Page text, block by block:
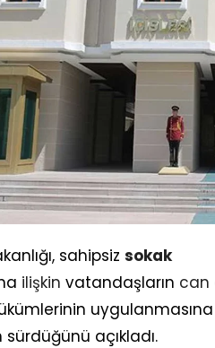
sahipsiz sokak
ilişkin vatandaşların can
açıkladı.